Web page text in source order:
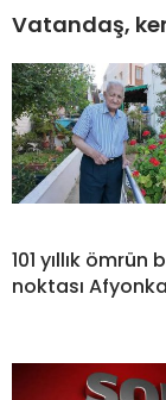
Vatandaş,
101 yıllık ömrün
noktası